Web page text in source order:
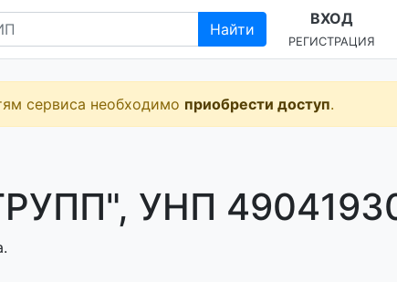
Найти
ВХОД
РЕГИСТРАЦИЯ
сервиса необходимо приобрести доступ.
УНП